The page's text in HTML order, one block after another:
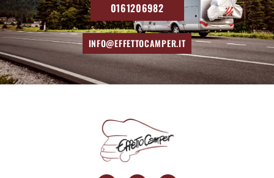
0161206982
INFO@EFFETTOCAMPER.IT